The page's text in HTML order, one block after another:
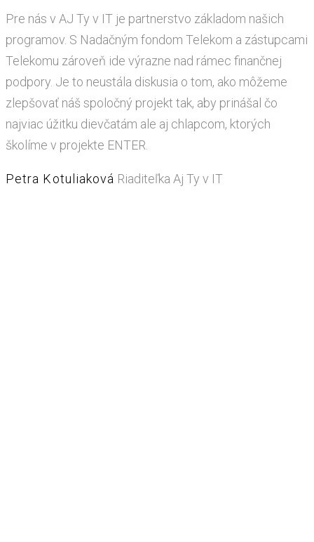
Pre nás v AJ Ty v IT je partnerstvo základom našich
programov. S Nadačným fondom Telekom a zástupcami
Telekomu zároveň ide výrazne nad rámec finančnej
podpory. Je to neustála diskusia o tom, ako môžeme
zlepšovať náš spoločný projekt tak, aby prinášal čo
najviac úžitku dievčatám ale aj chlapcom, ktorých
školíme v projekte ENTER.
Petra Kotuliaková Riaditeľka Aj Ty v IT